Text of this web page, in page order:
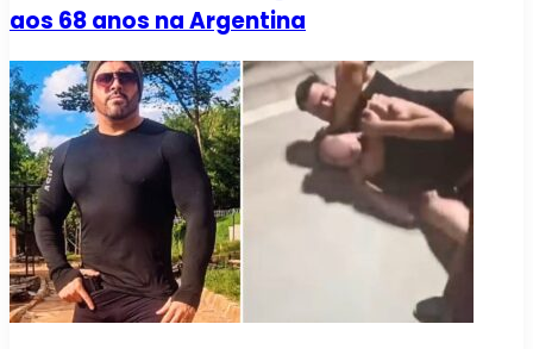
aos 68 anos na Argentina